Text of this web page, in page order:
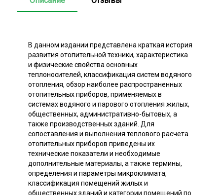
В данном издании представлена краткая история
развития отопительной техники, характеристика
и физические свойства основных
теплоносителей, классификация систем водяного
отопления, обзор наиболее распространенных
отопительных приборов, применяемых в
системах водяного и парового отопления жилых,
общественных, административно-бытовых, а
также производственных зданий. Для
сопоставления и выполнения теплового расчета
отопительных приборов приведены их
технические показатели и необходимые
дополнительные материалы, а также термины,
определения и параметры микроклимата,
классификация помещений жилых и
общественных зданий и категории помещений по